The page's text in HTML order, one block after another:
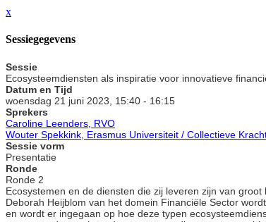
x
Sessiegegevens
Sessie
Ecosysteemdiensten als inspiratie voor innovatieve
Datum en Tijd
woensdag 21 juni 2023, 15:40 - 16:15
Sprekers
Caroline Leenders, RVO
Wouter Spekkink, Erasmus Universiteit / Collectieve
Sessie vorm
Presentatie
Ronde
Ronde 2
Ecosystemen en de diensten die zij leveren zijn van
Deborah Heijblom van het domein Financiële Sector
en wordt er ingegaan op hoe deze typen